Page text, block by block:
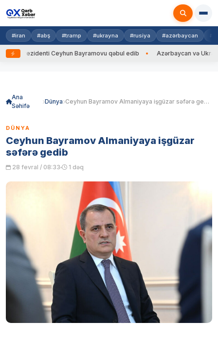
#iran #abş #tramp #ukrayna #rusiya #azərbaycan
Ceyhun Bayramovu qəbul edib Azərbaycan və Ukrayna XİN
Ana
Səhifə
Dünya Ceyhun Bayramov Almaniyaya işgüzar səfərə gedib
DÜNYA
Ceyhun Bayramov Almaniyaya işgüzar
səfərə gedib
28 fevral / 08:33 1 dəq